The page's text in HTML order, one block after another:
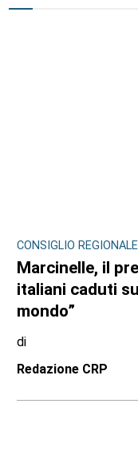
CONSIGLIO REGIONALE
Marcinelle, il
italiani caduti
mondo”
di
Redazione CRP